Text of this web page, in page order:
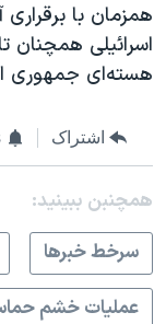
همزمان با
اسرائیلی همچنان
هسته‌ای جمهوری
اشتراک
همچنبن ببینید:
سرخط خبرها
عملیات خشم